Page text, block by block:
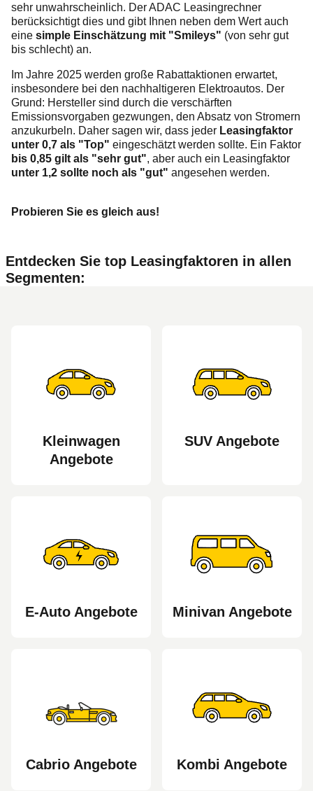
sehr unwahrscheinlich. Der ADAC Leasingrechner
berücksichtigt dies und gibt Ihnen neben dem Wert auch
eine simple Einschätzung mit "Smileys" (von sehr gut
bis schlecht) an.
Im Jahre 2025 werden große Rabattaktionen erwartet,
insbesondere bei den nachhaltigeren Elektroautos. Der
Grund: Hersteller sind durch die verschärften
Emissionsvorgaben gezwungen, den Absatz von Stromern
anzukurbeln. Daher sagen wir, dass jeder Leasingfaktor
unter 0,7 als "Top" eingeschätzt werden sollte. Ein Faktor
bis 0,85 gilt als "sehr gut", aber auch ein Leasingfaktor
unter 1,2 sollte noch als "gut" angesehen werden.
Probieren Sie es gleich aus!
Entdecken Sie top Leasingfaktoren in allen
Segmenten:
Kleinwagen
Angebote
SUV Angebote
E-Auto Angebote Minivan Angebote
Cabrio Angebote Kombi Angebote